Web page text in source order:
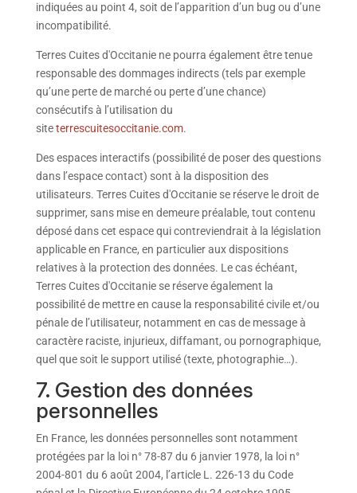
indiquées au point 4, soit de l’apparition d’un bug ou d’une
incompatibilité.
Terres Cuites d'Occitanie ne pourra également être tenue
responsable des dommages indirects (tels par exemple
qu’une perte de marché ou perte d’une chance)
consécutifs à l’utilisation du
siteterrescuitesoccitanie.com.
Des espaces interactifs (possibilité de poser des questions
dans l’espace contact) sont à la disposition des
utilisateurs. Terres Cuites d'Occitanie se réserve le droit de
supprimer, sans mise en demeure préalable, tout contenu
déposé dans cet espace qui contreviendrait à la législation
applicable en France, en particulier aux dispositions
relatives à la protection des données. Le cas échéant,
Terres Cuites d'Occitanie se réserve également la
possibilité de mettre en cause la responsabilité civile et/ou
pénale de l’utilisateur, notamment en cas de message à
caractère raciste, injurieux, diffamant, ou pornographique,
quel que soit le support utilisé (texte, photographie…).
7. Gestion des données
personnelles
En France, les données personnelles sont notamment
protégées par la loi n° 78-87 du 6 janvier 1978, la loi n°
2004-801 du 6 août 2004, l’article L. 226-13 du Code